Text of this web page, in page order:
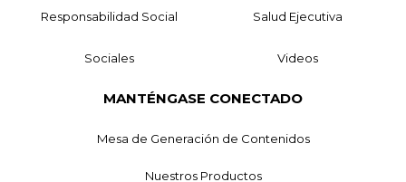
Responsabilidad Social Salud Ejecutiva
Sociales Videos
MANTÉNGASE CONECTADO
Mesa de Generación de Contenidos
Nuestros Productos